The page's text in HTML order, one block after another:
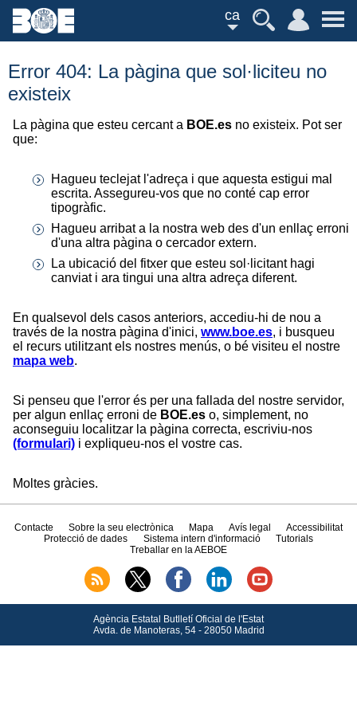
ca
Error 404: La pàgina que sol·liciteu no
existeix
La pàgina que esteu cercant a BOE.es no existeix. Pot ser
que:
Hagueu teclejat l'adreça i que aquesta estigui mal
escrita. Assegureu-vos que no conté cap error
tipogràfic.
Hagueu arribat a la nostra web des d'un enllaç erroni
d'una altra pàgina o cercador extern.
La ubicació del fitxer que esteu sol·licitant hagi
canviat i ara tingui una altra adreça diferent.
En qualsevol dels casos anteriors, accediu-hi de nou a
través de la nostra pàgina d'inici, www.boe.es, i busqueu
el recurs utilitzant els nostres menús, o bé visiteu el nostre
mapa web.
Si penseu que l'error és per una fallada del nostre servidor,
per algun enllaç erroni de BOE.es o, simplement, no
aconseguiu localitzar la pàgina correcta, escriviu-nos
(formulari) i expliqueu-nos el vostre cas.
Moltes gràcies.
Contacte Sobre la seu electrònica Mapa Avís legal
Accessibilitat
Protecció de dades
Sistema intern d'informació
Tutorials
Treballar en la AEBOE
Agència Estatal Butlletí Oficial de l'Estat
Avda.de Manoteras, 54 - 28050 Madrid